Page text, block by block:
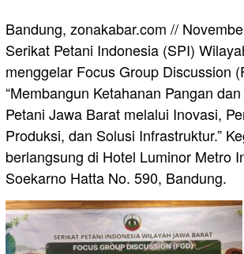
Bandung, zonakabar.com //
Serikat Petani Indonesia (SPI)
menggelar Focus Group Discussion
“Membangun Ketahanan Pangan
Petani Jawa Barat melalui Inovasi,
Produksi, dan Solusi Infrastruktur.”
berlangsung di Hotel Luminor Metro
Soekarno Hatta No. 590, Bandung.